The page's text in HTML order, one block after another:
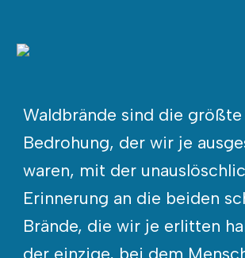
Waldbrände sind die größte
Bedrohung, der wir je
waren, mit der
Erinnerung an die beiden
Brände, die wir je erlitten
der einzige, bei dem